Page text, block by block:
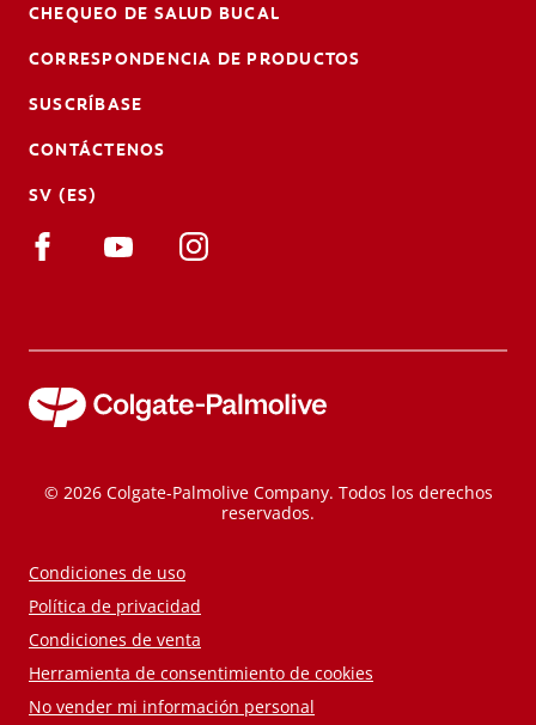
CHEQUEO DE SALUD BUCAL
CORRESPONDENCIA DE PRODUCTOS
SUSCRÍBASE
CONTÁCTENOS
SV (ES)
© 2026 Colgate-Palmolive Company. Todos los derechos
reservados.
Condiciones de uso
Política de privacidad
Condiciones de venta
Herramienta de consentimiento de cookies
No vender mi información personal